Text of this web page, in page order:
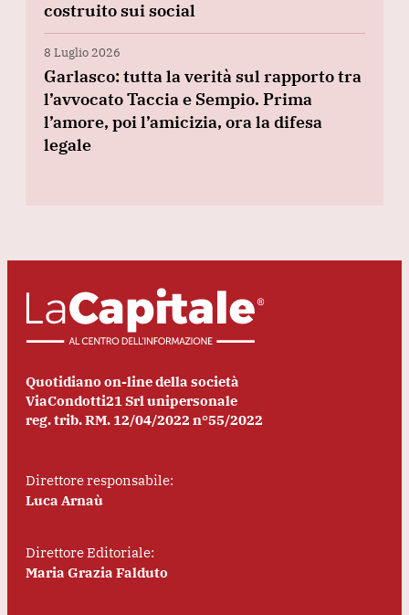
costruito sui social
8 Luglio 2026
Garlasco: tutta la verità sul rapporto tra
l’avvocato Taccia e Sempio. Prima
l’amore, poi l’amicizia, ora la difesa
legale
Quotidiano on-line della società
ViaCondotti21 Srl unipersonale
reg. trib. RM. 12/04/2022 n°55/2022
Direttore responsabile:
Luca Arnaù
Direttore Editoriale:
Maria Grazia Falduto